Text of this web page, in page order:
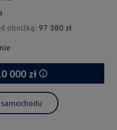
obniżką: 97 380 zł
000zł
samochodu